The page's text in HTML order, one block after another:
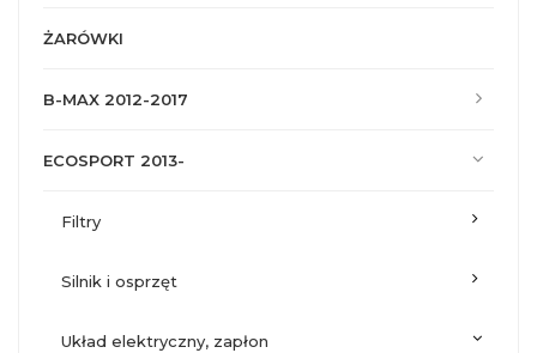
ŻARÓWKI
B-MAX 2012-2017
ECOSPORT 2013-
filtry
silnik i osprzęt
układ elektryczny, zapłon